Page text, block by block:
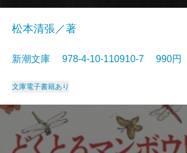
松本清張／著
新潮文庫 978-4-10-110910-7 990円
文庫電子書籍あり